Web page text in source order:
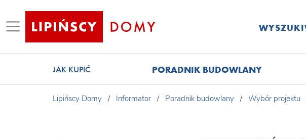
JAK KUPIĆ PORADNIK BUDOWLANY
Lipińscy Domy / Informator / Poradnik budowlany / Wybór projektu